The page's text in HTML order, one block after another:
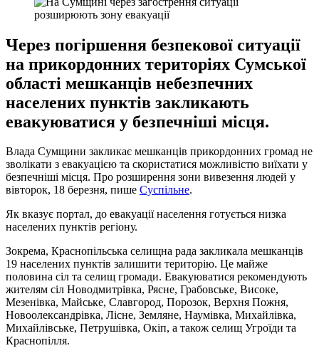
Через погіршення безпекової ситуації
на прикордонних територіях Сумської
області мешканців небезпечних
населених пунктів закликають
евакуюватися у безпечніші місця.
Влада Сумщини закликає мешканців прикордонних громад не
зволікати з евакуацією та скористатися можливістю виїхати у
безпечніші місця. Про розширення зони вивезення людей у
вівторок, 18 березня, пише Суспільне.
Як вказує портал, до евакуації населення готується низка
населених пунктів регіону.
Зокрема, Краснопільська селищна рада закликала мешканців
19 населених пунктів залишити територію. Це майже
половина сіл та селищ громади. Евакуюватися рекомендують
жителям сіл Новодмитрівка, Рясне, Грабовське, Високе,
Мезенівка, Майське, Славгород, Порозок, Верхня Пожня,
Новоолександрівка, Лісне, Земляне, Наумівка, Михайлівка,
Михайлівське, Петрушівка, Окіп, а також селищ Угроїди та
Краснопілля.